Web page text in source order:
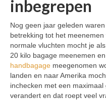
inbegrepen
Nog geen jaar geleden
betrekking tot het
normale vluchten mocht je
20 kilo bagage meenemen
handbagage meegenomen
landen en naar Amerika
inchecken met een
verandert en dat roept veel